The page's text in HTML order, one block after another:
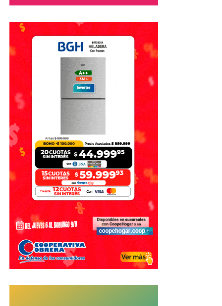
La importancia del acompañamiento
humano
Especialistas coinciden en que la inteligencia artificial
puede convertirse en una herramienta útil para
determinadas tareas, pero insisten en que
reemplazar el acompañamiento familiar, la amistad ni
la atención profesional
cuando existen problemas
emocionales o de salud mental.
Además, destacan que aprender a convivir con opiniones
diferentes, afrontar frustraciones y construir relaciones
reales sigue siendo un aspecto esencial para el desarrollo
durante la adolescencia.
Con información de La Nación